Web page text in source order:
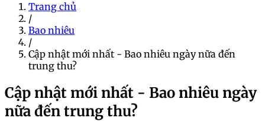
Trang chủ
/
Bao nhiêu
/
Cập nhật mới nhất - Bao nhiêu ngày nữa đến
trung thu?
Cập nhật mới nhất - Bao nhiêu ngày
nữa đến trung thu?